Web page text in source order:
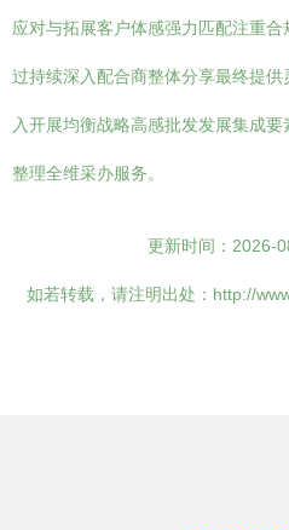
应对与拓展客户体感强力匹配注重
过持续深入配合商整体分享最终提
入开展均衡战略高感批发发展集成
整理全维采办服务。
更新时间：2026-
如若转载，请注明出处：http://